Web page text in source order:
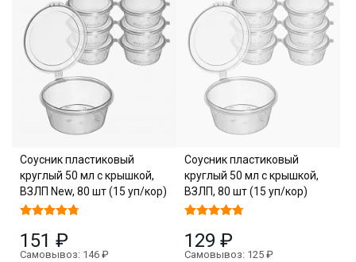
Соусник пластиковый
круглый 50 мл с крышкой,
ВЗЛП New, 80 шт (15 уп/кор)
151 ₽
Самовывоз: 146 ₽
Соусник пластиковый
круглый 50 мл с крышкой,
ВЗЛП, 80 шт (15 уп/кор)
129 ₽
Самовывоз: 125 ₽